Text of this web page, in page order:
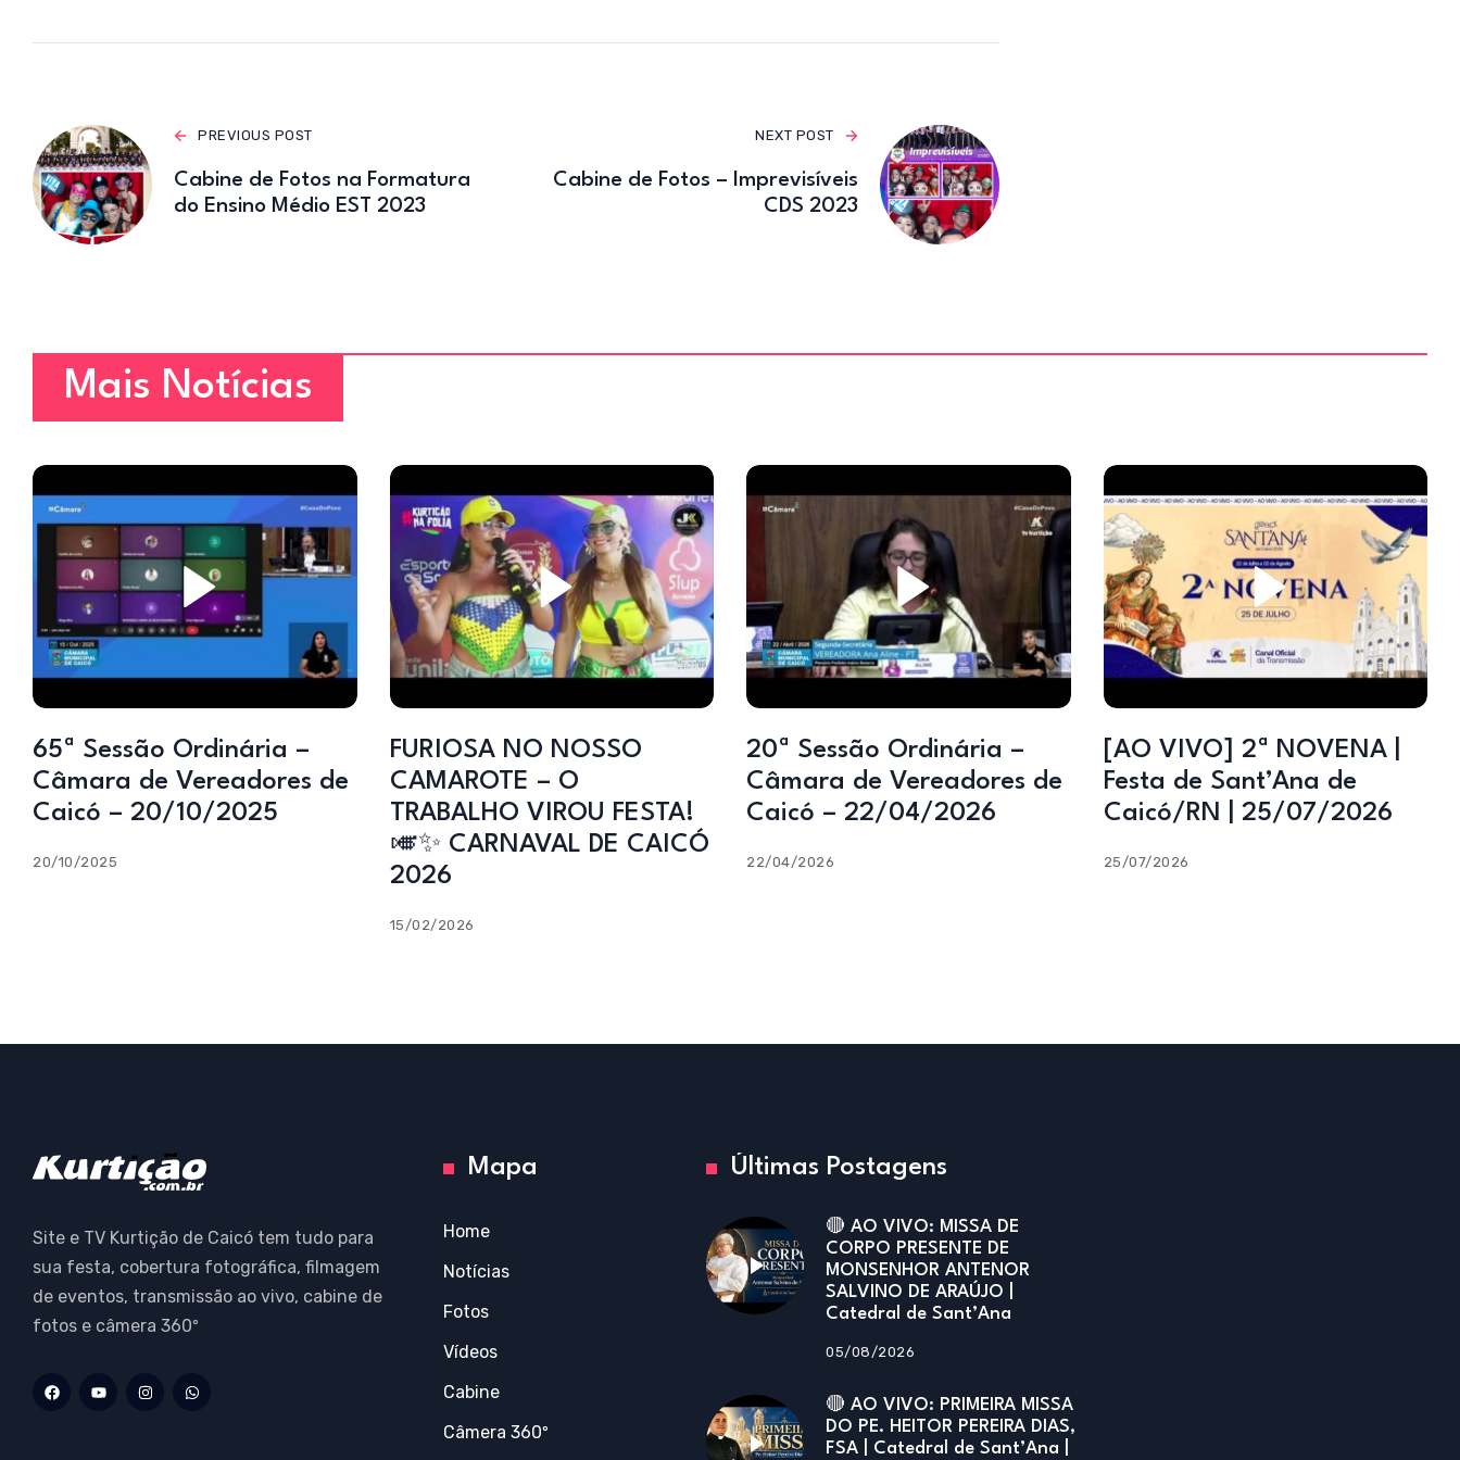
PREVIOUS POST
Cabine de Fotos na Formatura
do Ensino Médio EST 2023
NEXT POST
Cabine de Fotos – Imprevisíveis
CDS 2023
Mais Notícias
65ª Sessão Ordinária –
Câmara de Vereadores de
Caicó – 20/10/2025
20/10/2025
FURIOSA NO NOSSO
CAMAROTE – O
TRABALHO VIROU FESTA!
🎺✨ CARNAVAL DE CAICÓ
2026
15/02/2026
20ª Sessão Ordinária –
Câmara de Vereadores de
Caicó – 22/04/2026
22/04/2026
[AO VIVO] 2ª NOVENA |
Festa de Sant’Ana de
Caicó/RN | 25/07/2026
25/07/2026
Site e TV Kurtição de Caicó tem tudo para
sua festa, cobertura fotográfica, filmagem
de eventos, transmissão ao vivo, cabine de
fotos e câmera 360º
Mapa
Home
Notícias
Fotos
Vídeos
Cabine
Câmera 360º
Últimas Postagens
🔴 AO VIVO: MISSA DE
CORPO PRESENTE DE
MONSENHOR ANTENOR
SALVINO DE ARAÚJO |
Catedral de Sant’Ana
05/08/2026
🔴 AO VIVO: PRIMEIRA MISSA
DO PE. HEITOR PEREIRA DIAS,
FSA | Catedral de Sant’Ana |